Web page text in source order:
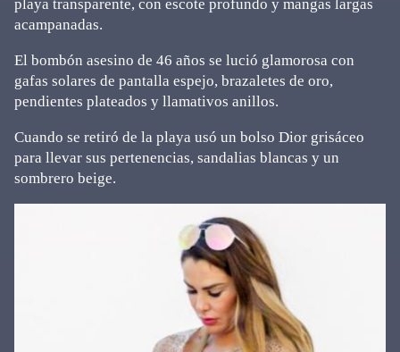
playa transparente, con escote profundo y mangas largas
acampanadas.
El bombón asesino de 46 años se lució glamorosa con
gafas solares de pantalla espejo, brazaletes de oro,
pendientes plateados y llamativos anillos.
Cuando se retiró de la playa usó un bolso Dior grisáceo
para llevar sus pertenencias, sandalias blancas y un
sombrero beige.